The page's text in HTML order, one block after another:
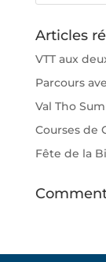
Articles
VTT aux
Parcours
Val Tho
Courses de
Fête de la